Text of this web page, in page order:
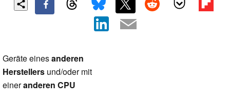
Geräte einesanderen
Herstellers und/oder mit
eineranderen CPU